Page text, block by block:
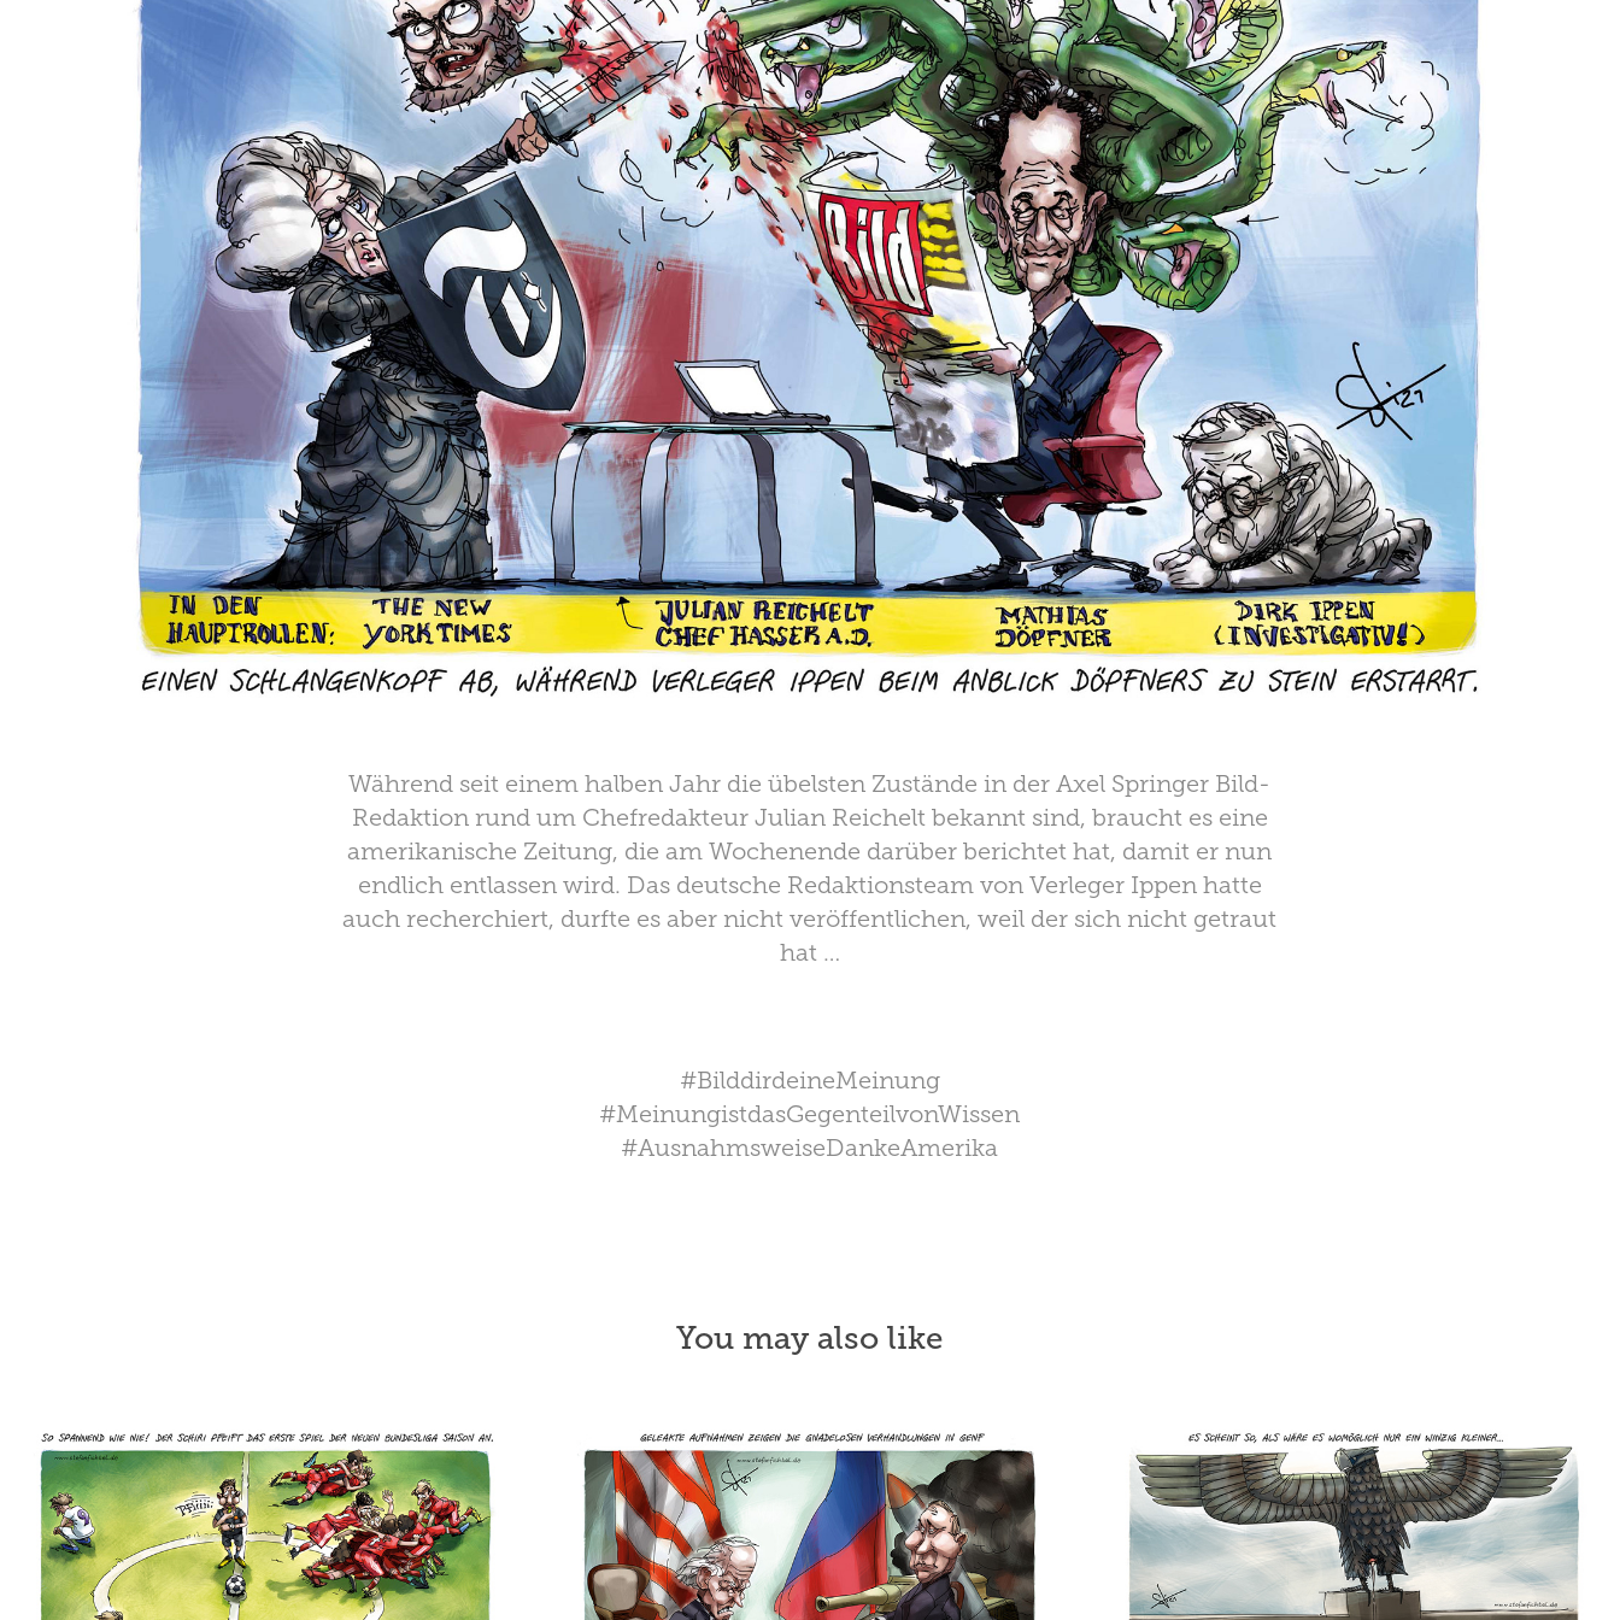
Während seit einem halben Jahr die übelsten Zustände in der Axel Springer Bild-
Redaktion rund um Chefredakteur Julian Reichelt bekannt sind, braucht es eine
amerikanische Zeitung, die am Wochenende darüber berichtet hat, damit er nun
endlich entlassen wird. Das deutsche Redaktionsteam von Verleger Ippen hatte
auch recherchiert, durfte es aber nicht veröffentlichen, weil der sich nicht getraut
hat …
#BilddirdeineMeinung
#MeinungistdasGegenteilvonWissen
#AusnahmsweiseDankeAmerika
You may also like